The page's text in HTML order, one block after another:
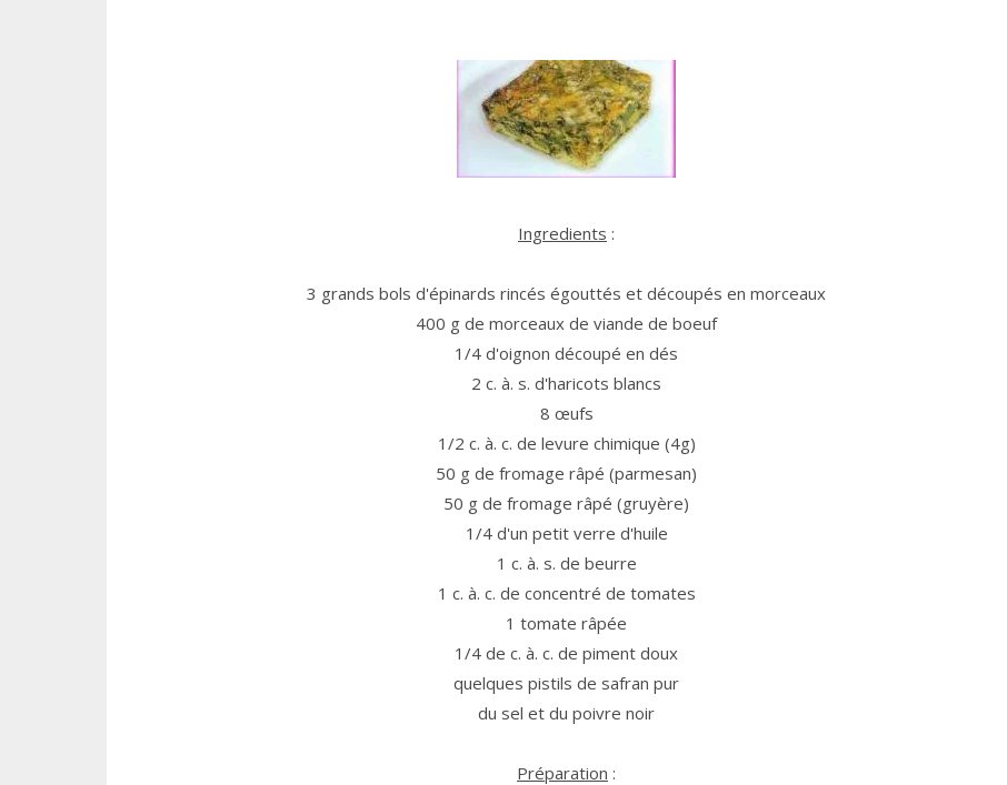
Ingredients :
3 grands bols d'épinards rincés égouttés et découpés en morceaux
400 g de morceaux de viande de boeuf
1/4 d'oignon découpé en dés
2 c. à. s. d'haricots blancs
8 œufs
1/2 c. à. c. de levure chimique (4g)
50 g de fromage râpé (parmesan)
50 g de fromage râpé (gruyère)
1/4 d'un petit verre d'huile
1 c. à. s. de beurre
1 c. à. c. de concentré de tomates
1 tomate râpée
1/4 de c. à. c. de piment doux
quelques pistils de safran pur
du sel et du poivre noir
Préparation :